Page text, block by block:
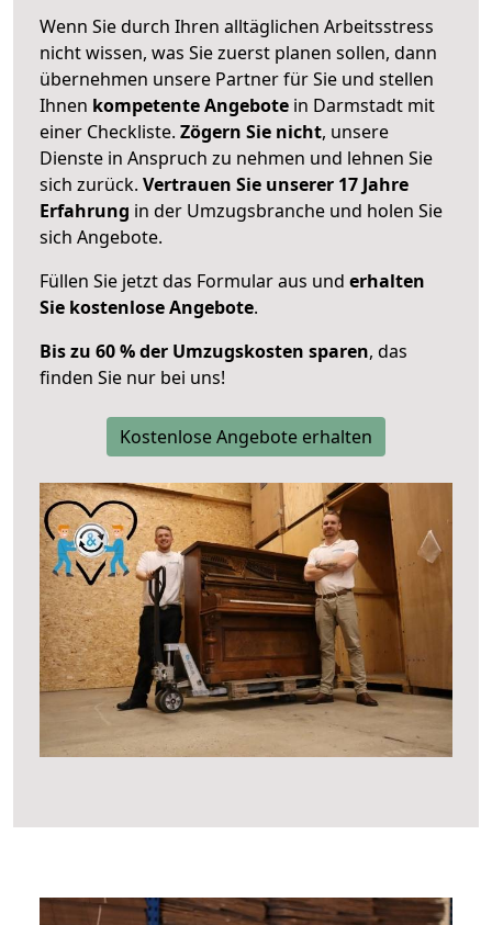
Wenn Sie durch Ihren alltäglichen Arbeitsstress
nicht wissen, was Sie zuerst planen sollen, dann
übernehmen unsere Partner für Sie und stellen
Ihnen kompetente Angebote in Darmstadt mit
einer Checkliste. Zögern Sie nicht, unsere
Dienste in Anspruch zu nehmen und lehnen Sie
sich zurück. Vertrauen Sie unserer 17 Jahre
Erfahrung in der Umzugsbranche und holen Sie
sich Angebote.
Füllen Sie jetzt das Formular aus und erhalten
Sie kostenlose Angebote.
Bis zu 60 % der Umzugskosten sparen, das
finden Sie nur bei uns!
Kostenlose Angebote erhalten